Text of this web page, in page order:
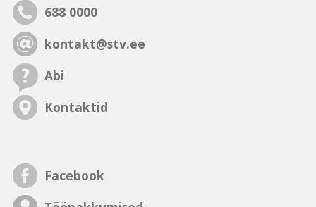
688 0000
kontakt@stv.ee
Abi
Kontaktid
Facebook